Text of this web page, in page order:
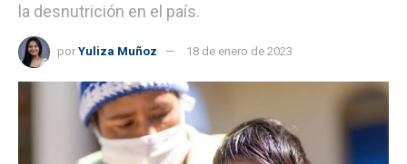
la desnutrición en el país.
por Yuliza Muñoz 18 de enero de 2023